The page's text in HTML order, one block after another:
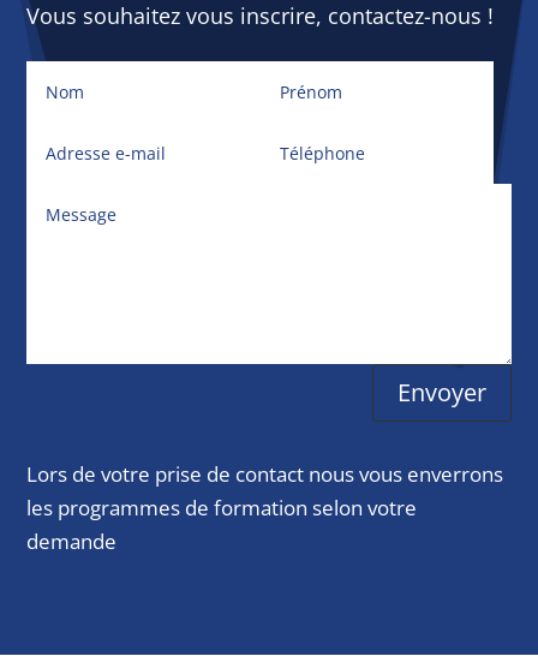
Vous souhaitez vous inscrire, contactez-nous !
Envoyer
Lors de votre prise de contact nous vous enverrons
les programmes de formation selon votre
demande